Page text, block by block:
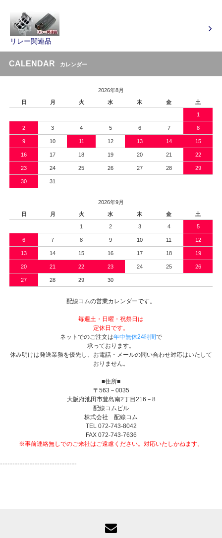
リレー関連品
CALENDAR カレンダー
2026年8月
日
月 火 水 木 金 土
1
2 3 4 5 6 7 8
9 10 11 12 13 14 15
16 17 18 19 20 21 22
23 24 25 26 27 28 29
30 31
2026年9月
日
月 火 水 木 金 土
1 2 3 4 5
6 7 8 9 10 11 12
13 14 15 16 17 18 19
20 21 22 23 24 25 26
27 28 29 30
配線コムの営業カレンダーです。
毎週土・日曜・祝祭日は
定休日です。
ネットでのご注文は年中無休24時間で
承っております。
休み明けは発送業務を優先し、お電話・メールの問い合わせ対応はいたして
おりません。
■住所■
〒563－0035
大阪府池田市豊島南2丁目216－8
配線コムビル
株式会社 配線コム
TEL 072-743-8042
FAX 072-743-7636
※事前連絡無しでのご来社はご遠慮ください。対応いたしかねます。
-------------------------------